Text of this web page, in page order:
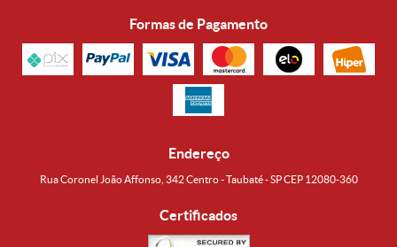
Formas de Pagamento
Endereço
Rua Coronel João Affonso, 342 Centro - Taubaté - SP CEP 12080-360
Certificados